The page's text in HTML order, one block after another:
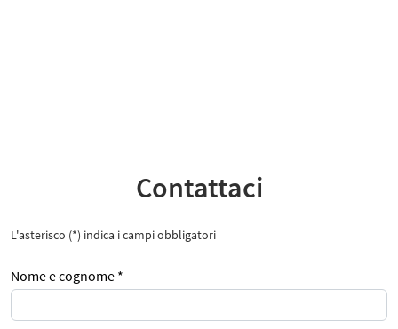
Contattaci
L'asterisco (*) indica i campi obbligatori
Contattaci
Nome e cognome *